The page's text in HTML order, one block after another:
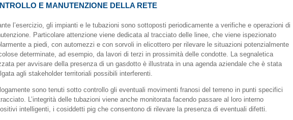
E MANUTENZIONE DELLA RETE
l’esercizio, gli impianti e le tubazioni sono sottoposti periodicamente a verifiche e operazioni di
Particolare attenzione viene dedicata al tracciato delle linee, che viene ispezionato
a piedi, con automezzi e con sorvoli in elicottero per rilevare le situazioni potenzialmente
determinate, ad esempio, da lavori di terzi in prossimità delle condotte. La segnaletica
per avvisare della presenza di un gasdotto è illustrata in una agenda aziendale che è stata
agli stakeholder territoriali possibili interferenti.
sono tenuti sotto controllo gli eventuali movimenti franosi del terreno in punti specifici
L’integrità delle tubazioni viene anche monitorata facendo passare al loro interno
intelligenti, i cosiddetti pig che consentono di rilevare la presenza di eventuali difetti.